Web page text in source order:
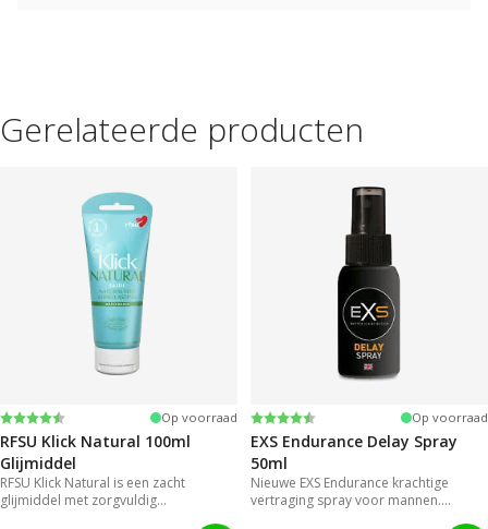
Gerelateerde producten
Beoordeling:
4.4 uit 5 sterren Op voorraad
RFSU Klick Natural 100ml
Glijmiddel
RFSU Klick Natural is een zacht
glijmiddel met zorgvuldig
Beoordeling:
4.2 uit 5 sterren Op voorraad
EXS Endurance Delay Spray
50ml
Nieuwe EXS Endurance krachtige
vertraging spray voor mannen.